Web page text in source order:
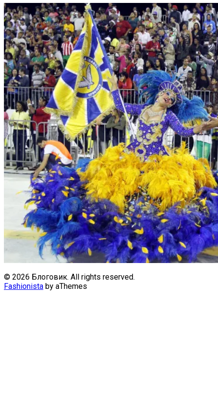
© 2026 Блоговик. All rights reserved.
Fashionista by aThemes